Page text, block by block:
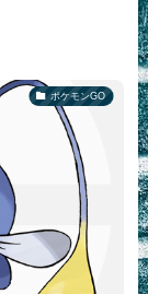
ポケモンGO